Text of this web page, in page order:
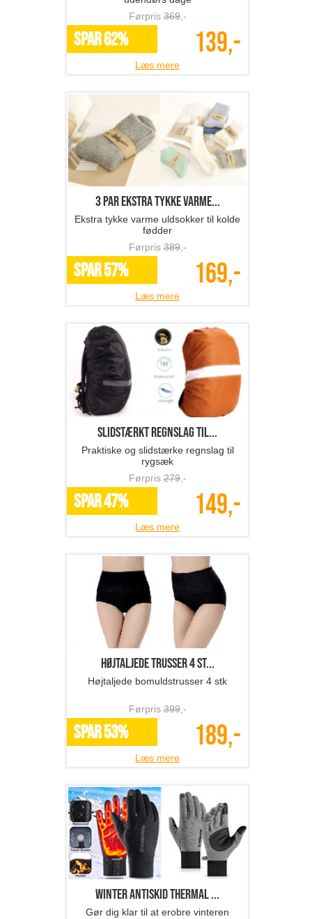
Førpris369,-
SPAR 62% 139,-
Læs mere
3 par ekstra tykke varme...
Ekstra tykke varme uldsokker til kolde
fødder
Førpris389,-
SPAR 57% 169,-
Læs mere
Slidstærkt regnslag til...
Praktiske og slidstærke regnslag til
rygsæk
Førpris279,-
SPAR 47% 149,-
Læs mere
Højtaljede trusser 4 st...
Højtaljede bomuldstrusser 4 stk
Førpris399,-
SPAR 53% 189,-
Læs mere
Winter Antiskid Thermal ...
Gør dig klar til at erobre vinteren